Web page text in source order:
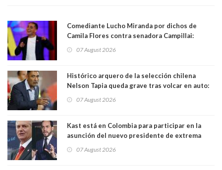
Comediante Lucho Miranda por dichos de
Camila Flores contra senadora Campillai:
forma de quitar dignidad"
07 August 2026
Histórico arquero de la selección chilena
Nelson Tapia queda grave tras volcar en auto:
07 August 2026
Kast está en Colombia para participar en la
asunción del nuevo presidente de extrema
07 August 2026